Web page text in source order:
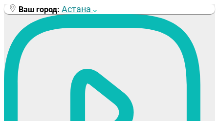
Перейти
содержимому
Ваш город: Астана